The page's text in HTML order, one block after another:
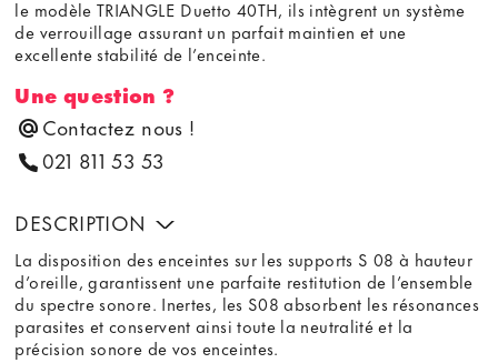
le modèle TRIANGLE Duetto 40TH, ils intègrent un système
de verrouillage assurant un parfait maintien et une
excellente stabilité de l’enceinte.
Une question ?
Contactez nous !
021 811 53 53
DESCRIPTION
La disposition des enceintes sur les supports S 08 à hauteur
d’oreille, garantissent une parfaite restitution de l’ensemble
du spectre sonore. Inertes, les S08 absorbent les résonances
parasites et conservent ainsi toute la neutralité et la
précision sonore de vos enceintes.